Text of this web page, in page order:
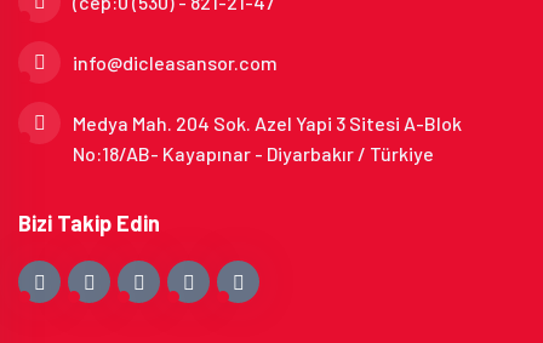
info@dicleasansor.com
Medya Mah. 204 Sok. Azel Yapi 3 Sitesi A-Blok
No:18/AB- Kayapınar - Diyarbakır / Türkiye
Bizi Takip Edin